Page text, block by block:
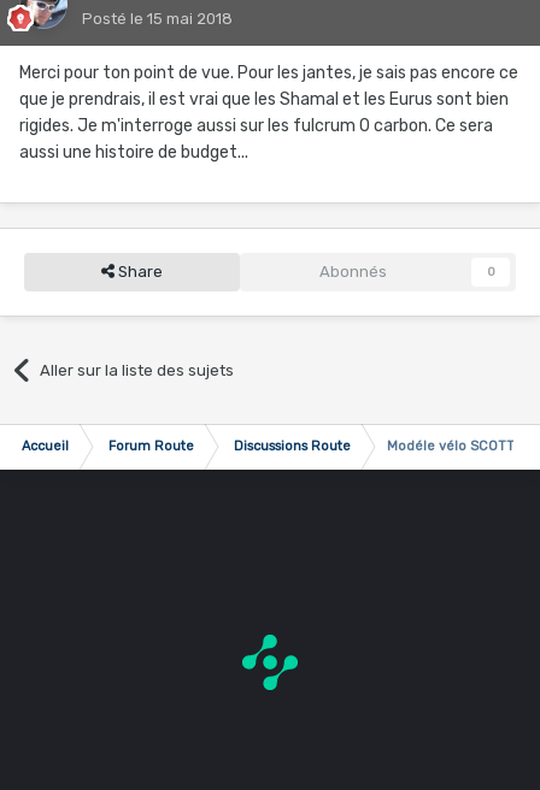
Posté le 15 mai 2018
Merci pour ton point de vue. Pour les jantes, je sais pas encore ce
que je prendrais, il est vrai que les Shamal et les Eurus sont bien
rigides. Je m'interroge aussi sur les fulcrum 0 carbon. Ce sera
aussi une histoire de budget...
Share Abonnés 0
Aller sur la liste des sujets
Accueil Forum Route Discussions Route Modéle vélo SCOTT